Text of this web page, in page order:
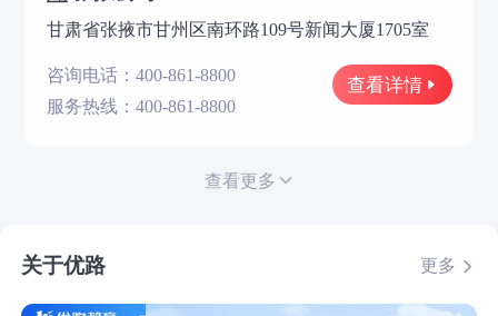
甘肃省张掖市甘州区南环路109号新闻大厦1705室
咨询电话：400-861-8800
服务热线：400-861-8800
查看详情
查看更多
关于优路 更多